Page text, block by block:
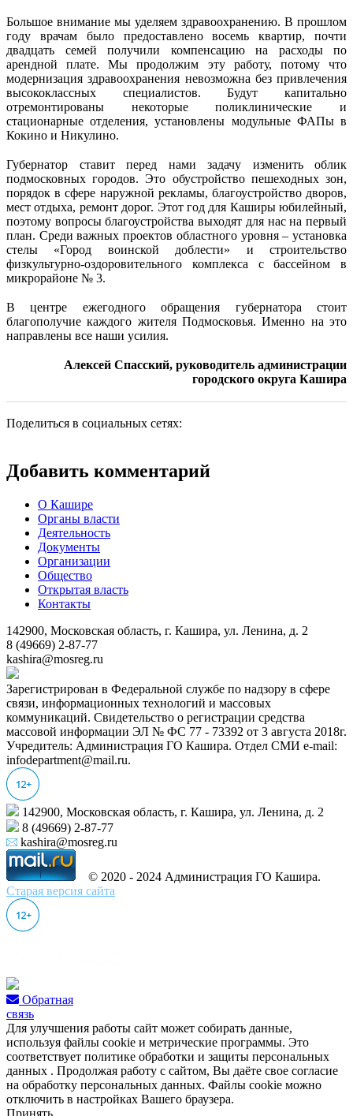
Большое внимание мы уделяем здравоохранению. В прошлом
году врачам было предоставлено восемь квартир, почти
двадцать семей получили компенсацию на расходы по
арендной плате. Мы продолжим эту работу, потому что
модернизация здравоохранения невозможна без привлечения
высококлассных специалистов. Будут капитально
отремонтированы некоторые поликлинические и
стационарные отделения, установлены модульные ФАПы в
Кокино и Никулино.
Губернатор ставит перед нами задачу изменить облик
подмосковных городов. Это обустройство пешеходных зон,
порядок в сфере наружной рекламы, благоустройство дворов,
мест отдыха, ремонт дорог. Этот год для Каширы юбилейный,
поэтому вопросы благоустройства выходят для нас на первый
план. Среди важных проектов областного уровня – установка
стелы «Город воинской доблести» и строительство
физкультурно-оздоровительного комплекса с бассейном в
микрорайоне № 3.
В центре ежегодного обращения губернатора стоит
благополучие каждого жителя Подмосковья. Именно на это
направлены все наши усилия.
Алексей Спасский, руководитель администрации
городского округа Кашира
Поделиться в социальных сетях:
Добавить комментарий
О Кашире
Органы власти
Деятельность
Документы
Организации
Общество
Открытая власть
Контакты
142900, Московская область, г. Кашира, ул. Ленина, д. 2
8 (49669) 2-87-77
kashira@mosreg.ru
Зарегистрирован в Федеральной службе по надзору в сфере
связи, информационных технологий и массовых
коммуникаций. Свидетельство о регистрации средства
массовой информации ЭЛ № ФС 77 - 73392 от 3 августа 2018г.
Учредитель: Администрация ГО Кашира. Отдел СМИ e-mail:
infodepartment@mail.ru.
142900, Московская область, г. Кашира, ул. Ленина, д. 2
8 (49669) 2-87-77
kashira@mosreg.ru
© 2020 - 2024 Администрация ГО Кашира.
Старая версия сайта
Обратная
связь
Для улучшения работы сайт может собирать данные,
используя файлы cookie и метрические программы. Это
соответствует политике обработки и защиты персональных
данных . Продолжая работу с сайтом, Вы даёте свое согласие
на обработку персональных данных. Файлы cookie можно
отключить в настройках Вашего браузера.
Принять